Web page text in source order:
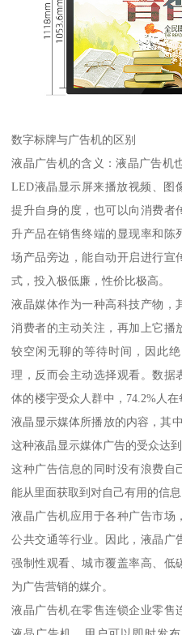
数字标牌与广告机的区别
液晶广告机的含义：液晶广告机
LED液晶显示屏来播放视频、图
提升自身的度，也可以向消费者
升产品在销售终端的显现率和陈
场产品旁边，能自动开启进行宣
式，投入极低廉，性价比极高。
液晶媒体作为一种高科技产物，
消费者的主动关注，再加上它播
较空闲无聊的等待时间，因此
理，反而会主动选择观看。数据
体的楼宇受众人群中，74.2%人
液晶显示媒体所播放的内容，其
这种液晶显示媒体广告的受众达
这种广告信息的同时没有浪费自
能从里面获取到对自己有用的信息
液晶广告机应用于各种广告市场
公共交通等行业。因此，液晶广
强制性观看、城市覆盖率高、低
为广告营销的媒介。
液晶广告机在零售连锁企业零售